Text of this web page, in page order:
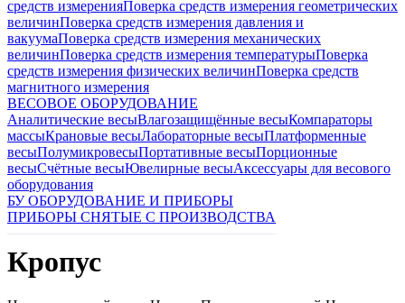
средств измеренияПоверка средств измерения геометрических
величинПоверка средств измерения давления и
вакуумаПоверка средств измерения механических
величинПоверка средств измерения температурыПоверка
средств измерения физических величинПоверка средств
магнитного измерения
ВЕСОВОЕ ОБОРУДОВАНИЕ
Аналитические весыВлагозащищённые весыКомпараторы
массыКрановые весыЛабораторные весыПлатформенные
весыПолумикровесыПортативные весыПорционные
весыСчётные весыЮвелирные весыАксессуары для весового
оборудования
БУ ОБОРУДОВАНИЕ И ПРИБОРЫ
ПРИБОРЫ СНЯТЫЕ С ПРОИЗВОДСТВА
Кропус